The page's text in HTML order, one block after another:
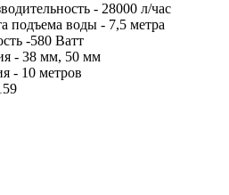
- 28000 л/час
подъема воды - 7,5 метра
-580 Ватт
- 38 мм, 50 мм
- 10 метров